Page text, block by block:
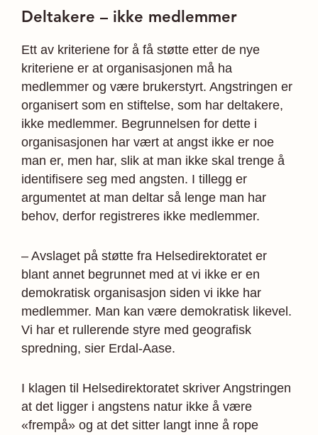
Angstlidelser er en samlebetegnelse for tilstander
Angst kan enten være knyttet til bestemte objekter
eller situasjoner, eller være en mer ubestemt
tilstand preget av vedvarende uro og bekymring.
Noen former for angst er forbundet med bestemte
objekter eller situasjoner. Andre former er ikke
knyttet til bestemte ting, og du vet ikke hva du er
redd for. Tilstanden kan være preget av
vedvarende bekymringer, rastløshet, uro og
irritabilitet, eller komme som plutselige anfall.
Angst innebærer ofte en rekke fysiske symptomer,
for eksempel tretthet, uro, pustevansker og
konsentrasjonsvansker.
Kilde: Helsenorge
Deltakere – ikke medlemmer
Ett av kriteriene for å få støtte etter de nye
kriteriene er at organisasjonen må ha
medlemmer og være brukerstyrt. Angstringen er
organisert som en stiftelse, som har deltakere,
ikke medlemmer. Begrunnelsen for dette i
organisasjonen har vært at angst ikke er noe
man er, men har, slik at man ikke skal trenge å
identifisere seg med angsten. I tillegg er
argumentet at man deltar så lenge man har
behov, derfor registreres ikke medlemmer.
– Avslaget på støtte fra Helsedirektoratet er
blant annet begrunnet med at vi ikke er en
demokratisk organisasjon siden vi ikke har
medlemmer. Man kan være demokratisk likevel.
Vi har et rullerende styre med geografisk
spredning, sier Erdal-Aase.
I klagen til Helsedirektoratet skriver Angstringen
at det ligger i angstens natur ikke å være
«frempå» og at det sitter langt inne å rope